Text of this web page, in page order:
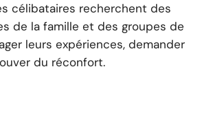
célibataires recherchent des
de la famille et des groupes de
leurs expériences, demander
du réconfort.